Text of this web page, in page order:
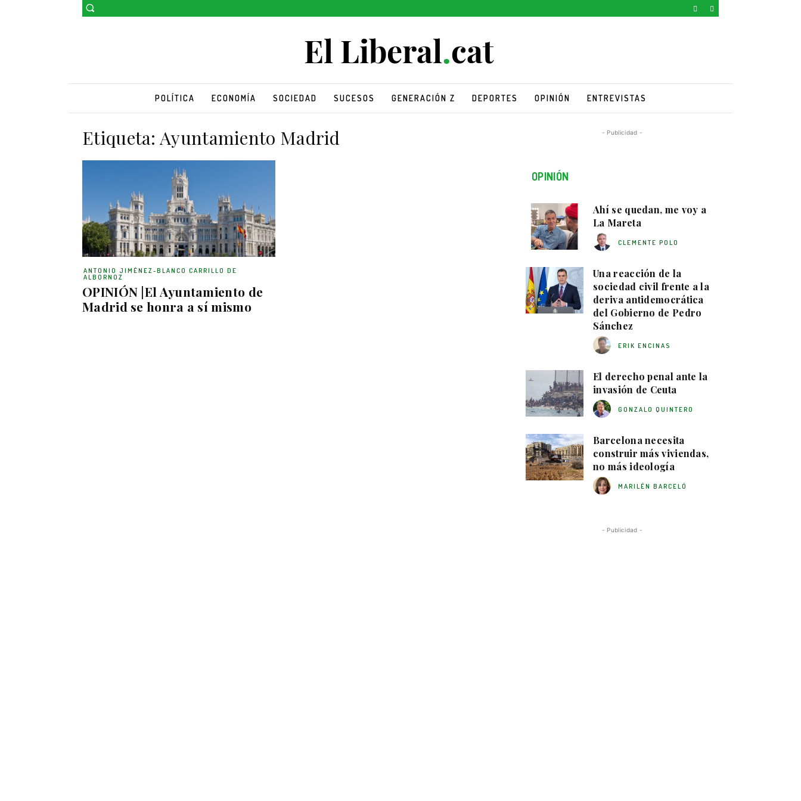
POLÍTICA ECONOMÍA SOCIEDAD SUCESOS GENERACIÓN Z DEPORTES OPINIÓN ENTREVISTAS
Etiqueta: Ayuntamiento Madrid
OPINIÓN |El Ayuntamiento de
Madrid se honra a sí mismo
ANTONIO JIMÉNEZ-BLANCO CARRILLO DE
ALBORNOZ
- Publicidad -
OPINIÓN
Ahí se quedan, me voy a
La Mareta
CLEMENTE POLO
Una reacción de la
sociedad civil frente a la
deriva antidemocrática
del Gobierno de Pedro
Sánchez
ERIK ENCINAS
El derecho penal ante la
invasión de Ceuta
GONZALO QUINTERO
Barcelona necesita
construir más viviendas,
no más ideología
MARILÉN BARCELÓ
- Publicidad -